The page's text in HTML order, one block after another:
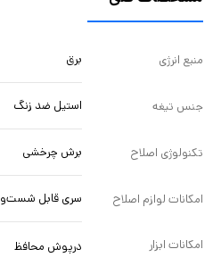
منبع انرژی برق
جنس تیغه استیل ضد زنگ
تکنولوژی اصلاح برش چرخشی
امکانات لوازم اصلاح سری قابل
امکانات ابزار درپوش محافظ